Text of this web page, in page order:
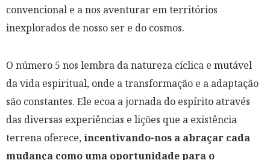
convencional e a nos aventurar em territórios
inexplorados de nosso ser e do cosmos.
O número 5 nos lembra da natureza cíclica e mutável
da vida espiritual, onde a transformação e a adaptação
são constantes. Ele ecoa a jornada do espírito através
das diversas experiências e lições que a existência
terrena oferece,incentivando-nos a abraçar cada
mudança como uma oportunidade para o